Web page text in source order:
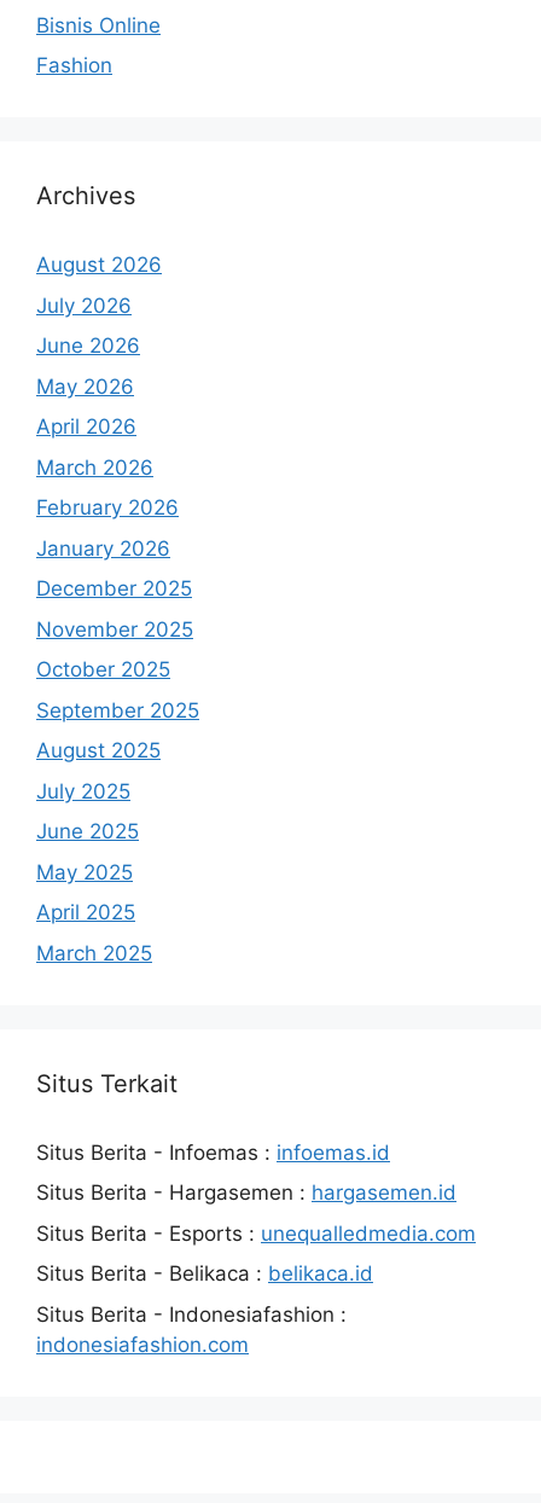
Bisnis Online
Fashion
Archives
August 2026
July 2026
June 2026
May 2026
April 2026
March 2026
February 2026
January 2026
December 2025
November 2025
October 2025
September 2025
August 2025
July 2025
June 2025
May 2025
April 2025
March 2025
Situs Terkait
Situs Berita - Infoemas : infoemas.id
Situs Berita - Hargasemen : hargasemen.id
Situs Berita - Esports : unequalledmedia.com
Situs Berita - Belikaca : belikaca.id
Situs Berita - Indonesiafashion :
indonesiafashion.com